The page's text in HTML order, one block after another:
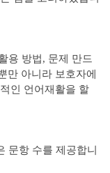
용 방법, 문제 만드
만 아니라 보호자에
인 언어재활을 할
문항 수를 제공합니